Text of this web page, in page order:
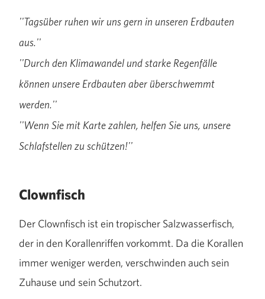
''Tagsüber ruhen wir uns gern in unseren Erdbauten
aus.''
''Durch den Klimawandel und starke Regenfälle
können unsere Erdbauten aber überschwemmt
werden.''
''Wenn Sie mit Karte zahlen, helfen Sie uns, unsere
Schlafstellen zu schützen!''
Clownfisch
Der Clownfisch ist ein tropischer Salzwasserfisch,
der in den Korallenriffen vorkommt. Da die Korallen
immer weniger werden, verschwinden auch sein
Zuhause und sein Schutzort.